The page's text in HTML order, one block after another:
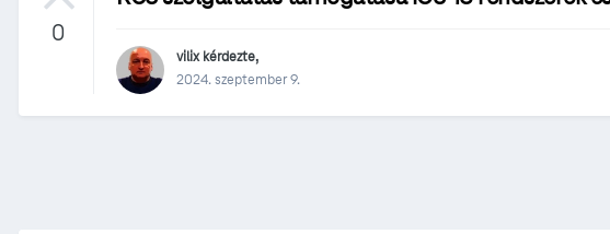
0
vilixkérdezte,
2024. szeptember 9.